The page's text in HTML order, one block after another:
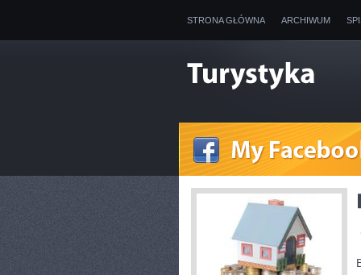
STRONA GŁÓWNA ARCHIWUM